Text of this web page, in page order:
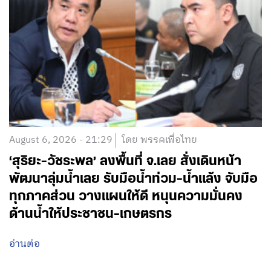
August 6, 2026 - 21:29 โดย พรรคเพื่อไทย
‘สุริยะ-วัชระพล’ ลงพื้นที่ จ.เลย สั่งเดินหน้า
พัฒนาลุ่มน้ำเลย รับมือน้ำท่วม-น้ำแล้ง จับมือ
ทุกภาคส่วน วางแผนให้ดี หนุนความมั่นคง
ด้านน้ำให้ประชาชน-เกษตรกร
อ่านต่อ